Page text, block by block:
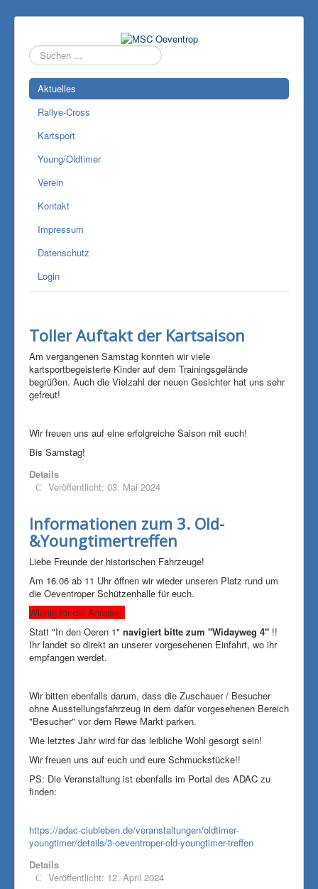
Suchen
...
Aktuelles
Rallye-Cross
Kartsport
Young/Oldtimer
Verein
Kontakt
Impressum
Datenschutz
Login
Toller Auftakt der Kartsaison
Am vergangenen Samstag konnten wir viele
kartsportbegeisterte Kinder auf dem Trainingsgelände
begrüßen. Auch die Vielzahl der neuen Gesichter hat uns sehr
gefreut!
Wir freuen uns auf eine erfolgreiche Saison mit euch!
Bis Samstag!
Details
Veröffentlicht: 03. Mai 2024
Informationen zum 3. Old-
&Youngtimertreffen
Liebe Freunde der historischen Fahrzeuge!
Am 16.06 ab 11 Uhr öffnen wir wieder unseren Platz rund um
die Oeventroper Schützenhalle für euch.
Wichig für die Anreise:
Statt "In den Oeren 1" navigiert bitte zum "Widayweg 4" !!
Ihr landet so direkt an unserer vorgesehenen Einfahrt, wo ihr
empfangen werdet.
Wir bitten ebenfalls darum, dass die Zuschauer / Besucher
ohne Ausstellungsfahrzeug in dem dafür vorgesehenen Bereich
"Besucher" vor dem Rewe Markt parken.
Wie letztes Jahr wird für das leibliche Wohl gesorgt sein!
Wir freuen uns auf euch und eure Schmuckstücke!!
PS: Die Veranstaltung ist ebenfalls im Portal des ADAC zu
finden:
https://adac-clubleben.de/veranstaltungen/oldtimer-
youngtimer/details/3-oeventroper-old-youngtimer-treffen
Details
Veröffentlicht: 12. April 2024